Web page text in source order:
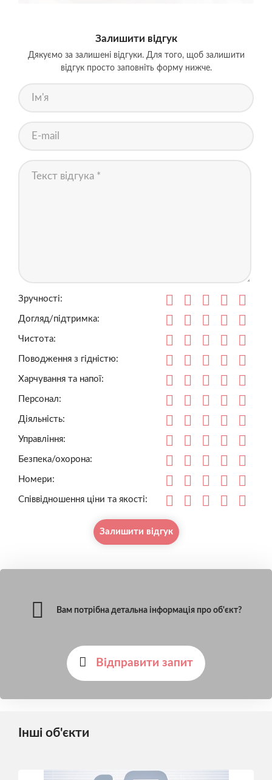
Залишити відгук
Дякуємо за залишені відгуки. Для того, щоб залишити
відгук просто заповніть форму нижче.
Зручності:
Догляд/підтримка:
Чистота:
Поводження з гідністю:
Харчування та напої:
Персонал:
Діяльність:
Управління:
Безпека/охорона:
Номери:
Співвідношення ціни та якості:
Залишити відгук
Вам потрібна детальна інформація про об'єкт?
Відправити запит
Інші об'єкти